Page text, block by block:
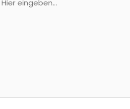
eingeben…